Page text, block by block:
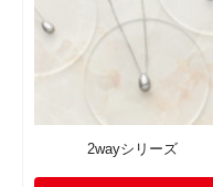
2wayシリーズ